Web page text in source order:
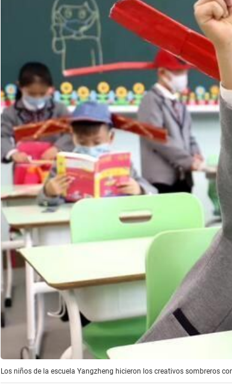
Los niños de la escuela Yangzheng hicieron los creativos sombreros